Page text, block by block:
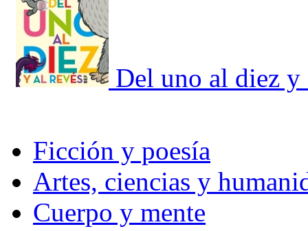
Del uno al diez y
Ficción y poesía
Artes, ciencias y
Cuerpo y mente